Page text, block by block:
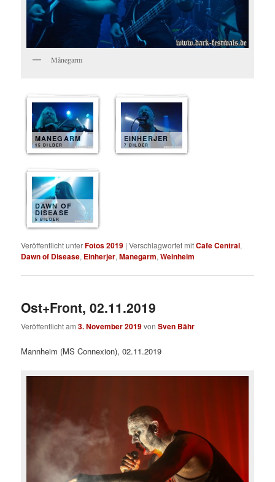
Månegarm
MANEGARM
15 BILDER
EINHERJER
7 BILDER
DAWN OF
DISEASE
5 BILDER
Veröffentlicht unterFotos 2019 |Verschlagwortet mitCafe Central,
Dawn of Disease, Einherjer,Manegarm,Weinheim
Ost+Front, 02.11.2019
Veröffentlicht am3. November 2019vonSven Bähr
Mannheim (MS Connexion), 02.11.2019